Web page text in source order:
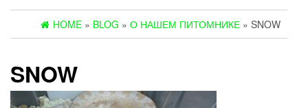
HOME » BLOG » О НАШЕМ ПИТОМНИКЕ » SNOW
SNOW